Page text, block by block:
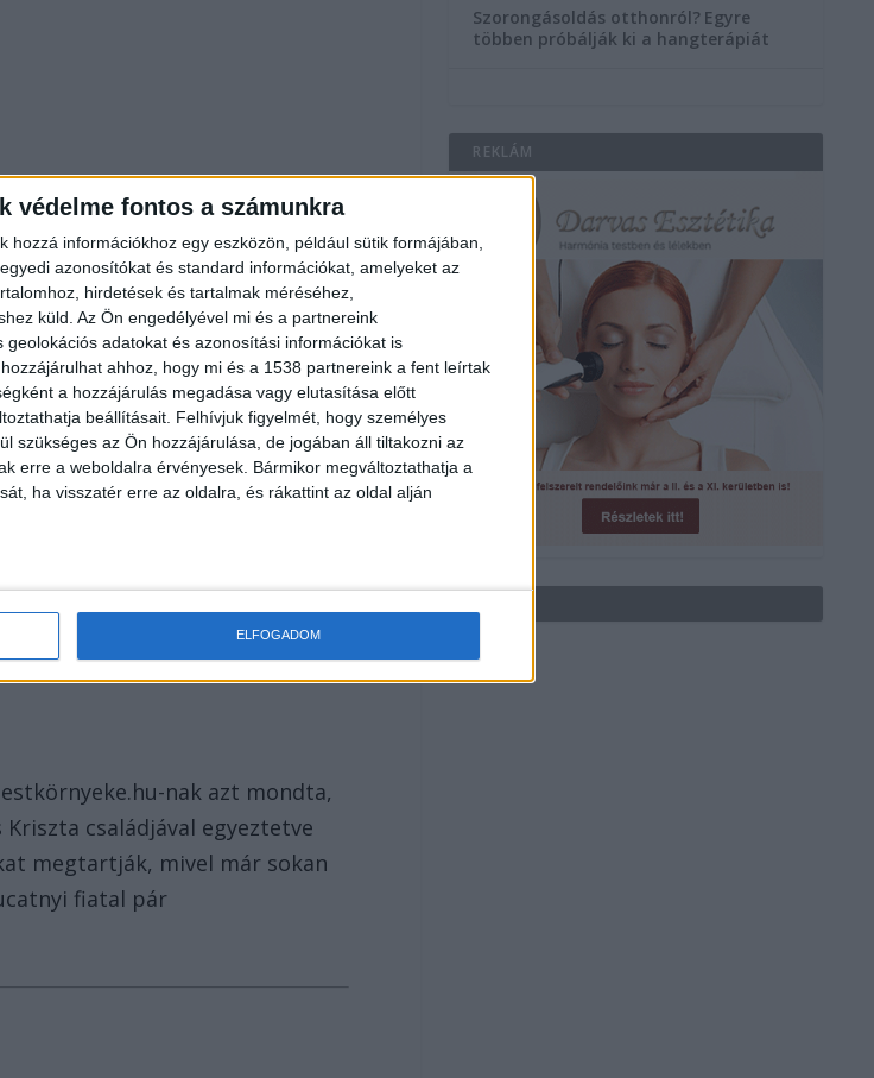
védelme fontos a számunkra
információkhoz egy eszközön, például sütik formájában,
azonosítókat és standard információkat, amelyeket az
hirdetések és tartalmak méréséhez,
küld. Az Ön engedélyével mi és a partnereink
adatokat és azonosítási információkat is
ahhoz, hogy mi és a 1538 partnereink a fent leírtak
a hozzájárulás megadása vagy elutasítása előtt
beállításait. Felhívjuk figyelmét, hogy személyes
szükséges az Ön hozzájárulása, de jogában áll tiltakozni az
erre a weboldalra érvényesek. Bármikor megváltoztathatja a
ha visszatér erre az oldalra, és rákattint az oldal alján
ELFOGADOM
hanem a Jön a baba Hadas
volt. November 30-án, az
workshopot, amelyet még
egykori kollégái lesznek a
nak azt mondta,
családjával egyeztetve
megtartják, mivel már sokan
fiatal pár
Szorongásoldás otthonról? Egyre
többen próbálják ki a hangterápiát
REKLÁM